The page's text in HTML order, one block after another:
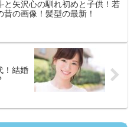
と矢沢心の馴れ初めと子供！若
昔の画像！髪型の最新！
！結婚